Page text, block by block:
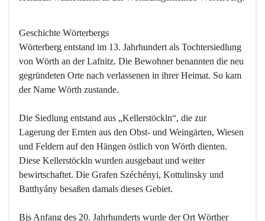
Geschichte Wörterbergs
Wörterberg entstand im 13. Jahrhundert als Tochtersiedlung
von Wörth an der Lafnitz. Die Bewohner benannten die neu
gegründeten Orte nach verlassenen in ihrer Heimat. So kam
der Name Wörth zustande.
Die Siedlung entstand aus „Kellerstöckln“, die zur
Lagerung der Ernten aus den Obst- und Weingärten, Wiesen
und Feldern auf den Hängen östlich von Wörth dienten.
Diese Kellerstöckln wurden ausgebaut und weiter
bewirtschaftet. Die Grafen Széchényi, Kottulinsky und
Batthyány besaßen damals dieses Gebiet.
Bis Anfang des 20. Jahrhunderts wurde der Ort Wörther